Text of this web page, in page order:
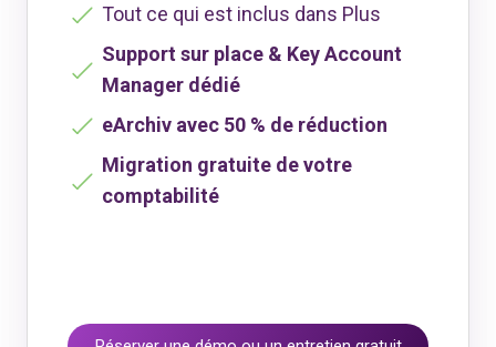
Tout ce qui est inclus dans Plus
Support sur place & Key Account
Manager dédié
eArchiv avec 50 % de réduction
Migration gratuite de votre
comptabilité